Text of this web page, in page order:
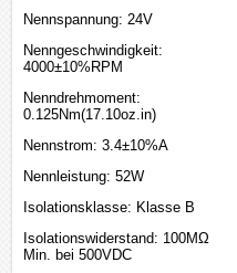
Nennspannung: 24V
Nenngeschwindigkeit:
4000±10%RPM
Nenndrehmoment:
0.125Nm(17.10oz.in)
Nennstrom: 3.4±10%A
Nennleistung: 52W
Isolationsklasse: Klasse B
Isolationswiderstand: 100MΩ
Min. bei 500VDC